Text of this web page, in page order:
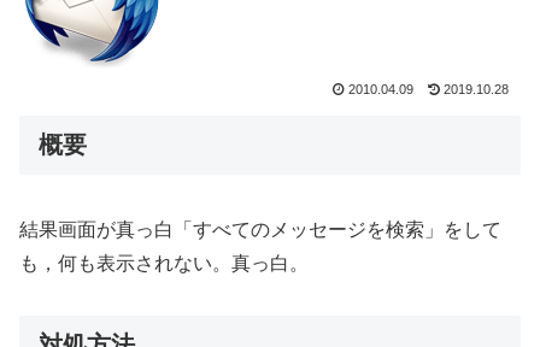
2010.04.09 2019.10.28
概要
結果画面が真っ白「すべてのメッセージを検索」をして
も，何も表示されない。真っ白。